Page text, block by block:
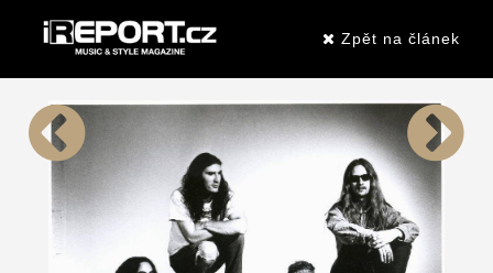
Zpět na článek